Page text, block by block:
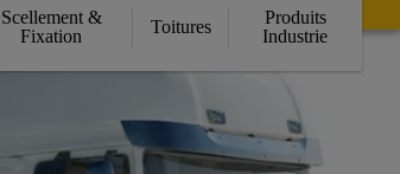
Scellement &
Fixation
Toitures
Produits
Industrie